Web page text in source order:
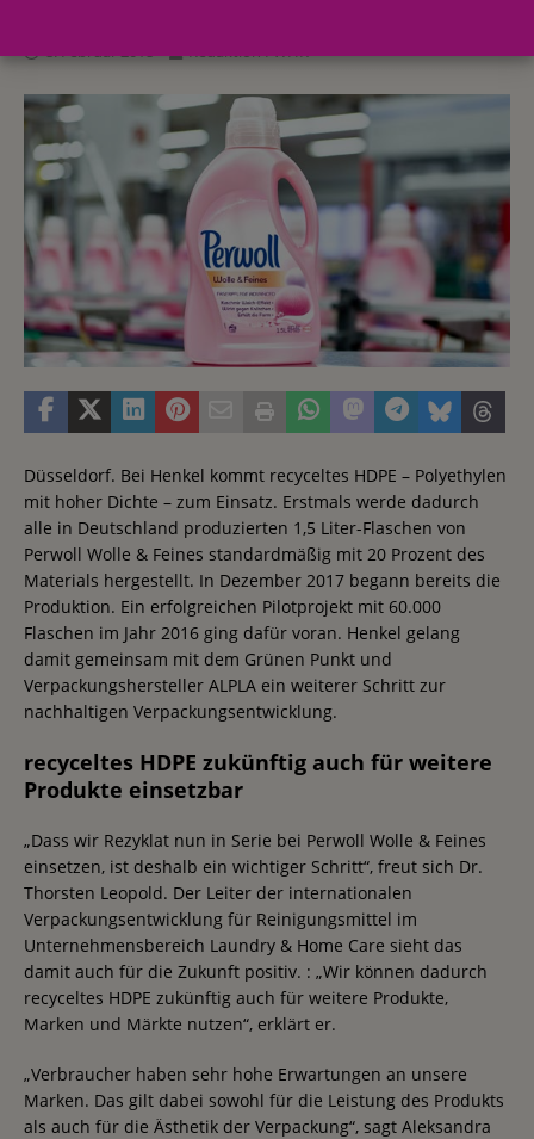
Düsseldorf. Bei Henkel kommt recyceltes HDPE – Polyethylen
mit hoher Dichte – zum Einsatz. Erstmals werde dadurch
alle in Deutschland produzierten 1,5 Liter-Flaschen von
Perwoll Wolle & Feines standardmäßig mit 20 Prozent des
Materials hergestellt. In Dezember 2017 begann bereits die
Produktion. Ein erfolgreichen Pilotprojekt mit 60.000
Flaschen im Jahr 2016 ging dafür voran. Henkel gelang
damit gemeinsam mit dem Grünen Punkt und
Verpackungshersteller ALPLA ein weiterer Schritt zur
nachhaltigen Verpackungsentwicklung.
recyceltes HDPE zukünftig auch für weitere
Produkte einsetzbar
„Dass wir Rezyklat nun in Serie bei Perwoll Wolle & Feines
einsetzen, ist deshalb ein wichtiger Schritt“, freut sich Dr.
Thorsten Leopold. Der Leiter der internationalen
Verpackungsentwicklung für Reinigungsmittel im
Unternehmensbereich Laundry & Home Care sieht das
damit auch für die Zukunft positiv. : „Wir können dadurch
recyceltes HDPE zukünftig auch für weitere Produkte,
Marken und Märkte nutzen“, erklärt er.
„Verbraucher haben sehr hohe Erwartungen an unsere
Marken. Das gilt dabei sowohl für die Leistung des Produkts
als auch für die Ästhetik der Verpackung“, sagt Aleksandra